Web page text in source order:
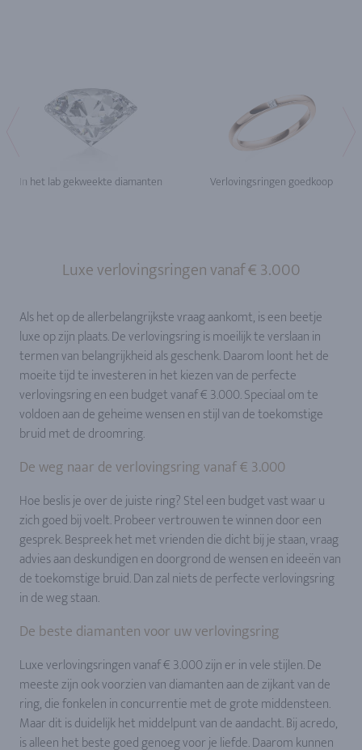
In het lab gekweekte diamanten Verlovingsringen goedkoop
Luxe verlovingsringen vanaf € 3.000
Als het op de allerbelangrijkste vraag aankomt, is een beetje
luxe op zijn plaats. De verlovingsring is moeilijk te verslaan in
termen van belangrijkheid als geschenk. Daarom loont het de
moeite tijd te investeren in het kiezen van de perfecte
verlovingsring en een budget vanaf € 3.000. Speciaal om te
voldoen aan de geheime wensen en stijl van de toekomstige
bruid met de droomring.
De weg naar de verlovingsring vanaf € 3.000
Hoe beslis je over de juiste ring? Stel een budget vast waar u
zich goed bij voelt. Probeer vertrouwen te winnen door een
gesprek. Bespreek het met vrienden die dicht bij je staan, vraag
advies aan deskundigen en doorgrond de wensen en ideeën van
de toekomstige bruid. Dan zal niets de perfecte verlovingsring
in de weg staan.
De beste diamanten voor uw verlovingsring
Luxe verlovingsringen vanaf € 3.000 zijn er in vele stijlen. De
meeste zijn ook voorzien van diamanten aan de zijkant van de
ring, die fonkelen in concurrentie met de grote middensteen.
Maar dit is duidelijk het middelpunt van de aandacht. Bij acredo,
is alleen het beste goed genoeg voor je liefde. Daarom kunnen